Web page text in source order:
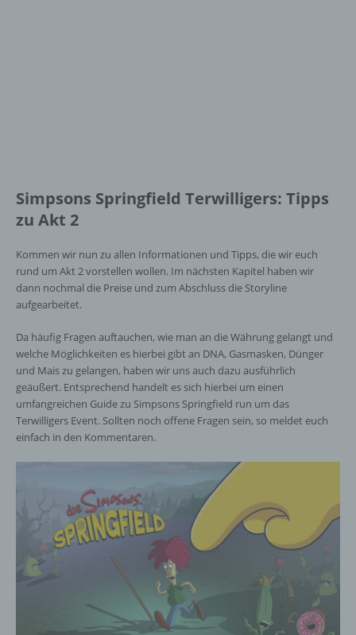
Simpsons Springfield Terwilligers: Tipps
zu Akt 2
Kommen wir nun zu allen Informationen und Tipps, die wir euch
rund um Akt 2 vorstellen wollen. Im nächsten Kapitel haben wir
dann nochmal die Preise und zum Abschluss die Storyline
aufgearbeitet.
Da häufig Fragen auftauchen, wie man an die Währung gelangt und
welche Möglichkeiten es hierbei gibt an DNA, Gasmasken, Dünger
und Mais zu gelangen, haben wir uns auch dazu ausführlich
geäußert. Entsprechend handelt es sich hierbei um einen
umfangreichen Guide zu Simpsons Springfield run um das
Terwilligers Event. Sollten noch offene Fragen sein, so meldet euch
einfach in den Kommentaren.